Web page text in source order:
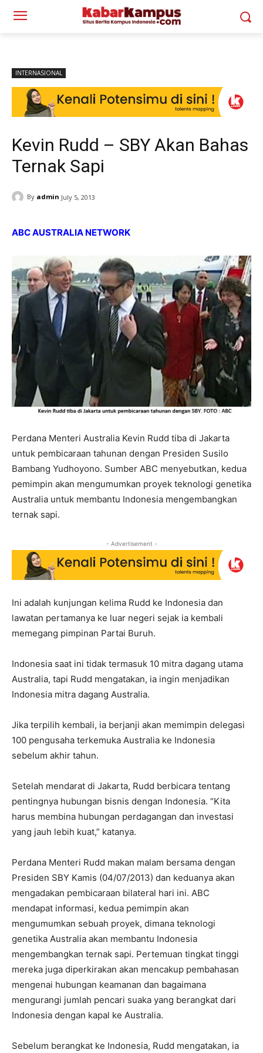
INTERNASIONAL
Kevin Rudd – SBY Akan Bahas
Ternak Sapi
By admin July 5, 2013
ABC AUSTRALIA NETWORK
Perdana Menteri Australia Kevin Rudd tiba di Jakarta
untuk pembicaraan tahunan dengan Presiden Susilo
Bambang Yudhoyono. Sumber ABC menyebutkan, kedua
pemimpin akan mengumumkan proyek teknologi genetika
Australia untuk membantu Indonesia mengembangkan
ternak sapi.
- Advertisement -
Ini adalah kunjungan kelima Rudd ke Indonesia dan
lawatan pertamanya ke luar negeri sejak ia kembali
memegang pimpinan Partai Buruh.
Indonesia saat ini tidak termasuk 10 mitra dagang utama
Australia, tapi Rudd mengatakan, ia ingin menjadikan
Indonesia mitra dagang Australia.
Jika terpilih kembali, ia berjanji akan memimpin delegasi
100 pengusaha terkemuka Australia ke Indonesia
sebelum akhir tahun.
Setelah mendarat di Jakarta, Rudd berbicara tentang
pentingnya hubungan bisnis dengan Indonesia. “Kita
harus membina hubungan perdagangan dan investasi
yang jauh lebih kuat,” katanya.
Perdana Menteri Rudd makan malam bersama dengan
Presiden SBY Kamis (04/07/2013) dan keduanya akan
mengadakan pembicaraan bilateral hari ini. ABC
mendapat informasi, kedua pemimpin akan
mengumumkan sebuah proyek, dimana teknologi
genetika Australia akan membantu Indonesia
mengembangkan ternak sapi. Pertemuan tingkat tinggi
mereka juga diperkirakan akan mencakup pembahasan
mengenai hubungan keamanan dan bagaimana
mengurangi jumlah pencari suaka yang berangkat dari
Indonesia dengan kapal ke Australia.
Sebelum berangkat ke Indonesia, Rudd mengatakan, ia